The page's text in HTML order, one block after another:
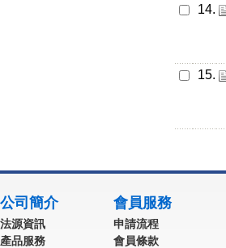
14.
15.
公司簡介
法源資訊
產品服務
會員服務
申請流程
會員條款